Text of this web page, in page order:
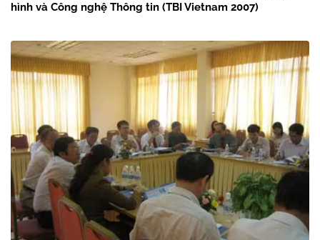
hình và Công nghệ Thông tin (TBI Vietnam 2007)